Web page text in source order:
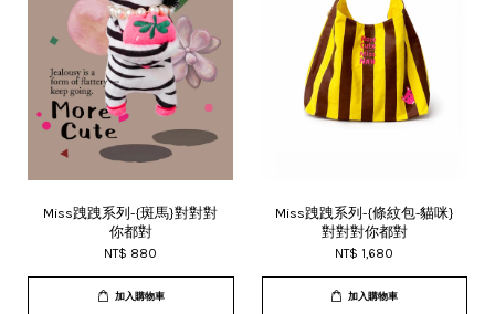
Miss跩跩系列-{斑馬}對對對
你都對
NT$ 880
加入購物車
Miss跩跩系列-{條紋包-貓咪}
對對對你都對
NT$ 1,680
加入購物車